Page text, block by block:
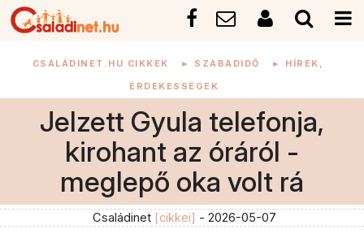
CSALÁDINET.HU CIKKEK ► SZABADIDŐ ► HÍREK,
ÉRDEKESSÉGEK
Jelzett Gyula telefonja,
kirohant az óráról -
meglepő oka volt rá
Családinet [cikkei] - 2026-05-07